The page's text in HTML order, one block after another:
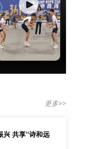
更多>>
兴 共享“诗和远